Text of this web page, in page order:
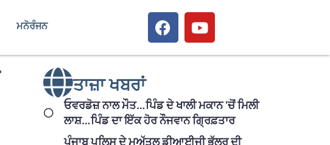
ਮਨੋਰੰਜਨ
ਤਾਜ਼ਾ ਖਬਰਾਂ
ਓਵਰਡੋਜ਼ ਨਾਲ ਮੌਤ…ਪਿੰਡ ਦੇ ਖਾਲੀ ਮਕਾਨ ‘ਚੋਂ ਮਿਲੀ
ਲਾਸ਼…ਪਿੰਡ ਦਾ ਇੱਕ ਹੋਰ ਨੌਜਵਾਨ ਗ੍ਰਿਫ਼ਤਾਰ
ਪੰਜਾਬ ਪੁਲਿਸ ਦੇ ਮੁਅੱਤਲ ਡੀਆਈਜੀ ਭੁੱਲਰ ਦੀ